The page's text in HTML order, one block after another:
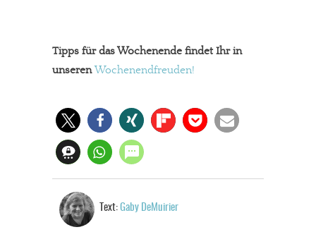
Tipps für das Wochenende findet Ihr in
unserenWochenendfreuden!
Text: Gaby DeMuirier